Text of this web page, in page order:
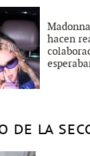
hacen
DE LA